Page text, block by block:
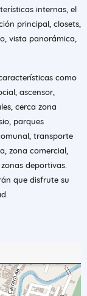
internas, el
principal, closets,
vista panorámica,
como
ascensor,
cerca zona
parques
transporte
zona comercial,
deportivas.
que disfrute su